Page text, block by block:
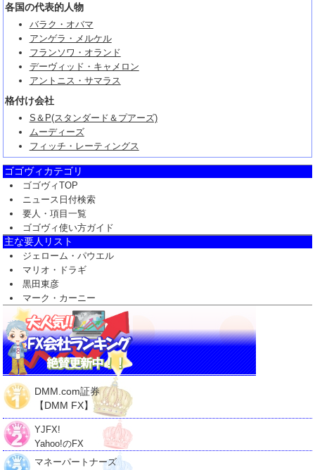
各国の代表的人物
バラク・オバマ
アンゲラ・メルケル
フランソワ・オランド
デーヴィッド・キャメロン
アントニス・サマラス
格付け会社
S＆P(スタンダード＆プアーズ)
ムーディーズ
フィッチ・レーティングス
ゴゴヴィカテゴリ
ゴゴヴィTOP
ニュース日付検索
要人・項目一覧
ゴゴヴィ使い方ガイド
主な要人リスト
ジェローム・パウエル
マリオ・ドラギ
黒田東彦
マーク・カーニー
DMM.com証券
【DMM FX】
YJFX!
Yahoo!のFX
マネーパートナーズ